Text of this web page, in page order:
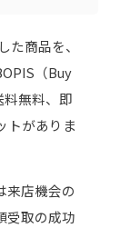
商品を、
（Buy
無料、即
トがありま
来店機会の
受取の成功